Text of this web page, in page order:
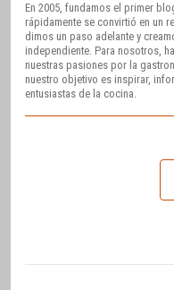
En 2005, fundamos el primer
rápidamente se convirtió en un
dimos un paso adelante y
independiente. Para nosotros,
nuestras pasiones por la
nuestro objetivo es inspirar,
entusiastas de la cocina.